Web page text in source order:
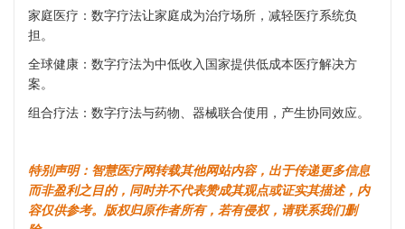
家庭医疗：数字疗法让家庭成为治疗场所，减轻医疗系统负
担。
全球健康：数字疗法为中低收入国家提供低成本医疗解决方
案。
组合疗法：数字疗法与药物、器械联合使用，产生协同效应。
特别声明：智慧医疗网转载其他网站内容，出于传递更多信息
而非盈利之目的，同时并不代表赞成其观点或证实其描述，内
容仅供参考。版权归原作者所有，若有侵权，请联系我们删